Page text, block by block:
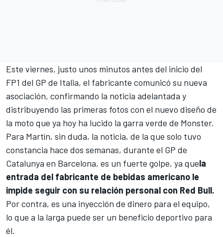
Este viernes, justo unos minutos antes del inicio del
FP1 del GP de Italia, el fabricante comunicó su nueva
asociación, confirmando la noticia adelantada y
distribuyendo las primeras fotos con el nuevo diseño de
la moto que ya hoy ha lucido la garra verde de Monster.
Para Martín, sin duda, la noticia, de la que solo tuvo
constancia hace dos semanas, durante el GP de
Catalunya en Barcelona, es un fuerte golpe, ya quela
entrada del fabricante de bebidas americano le
impide seguir con su relación personal con Red Bull.
Por contra, es una inyección de dinero para el equipo,
lo que a la larga puede ser un beneficio deportivo para
él.